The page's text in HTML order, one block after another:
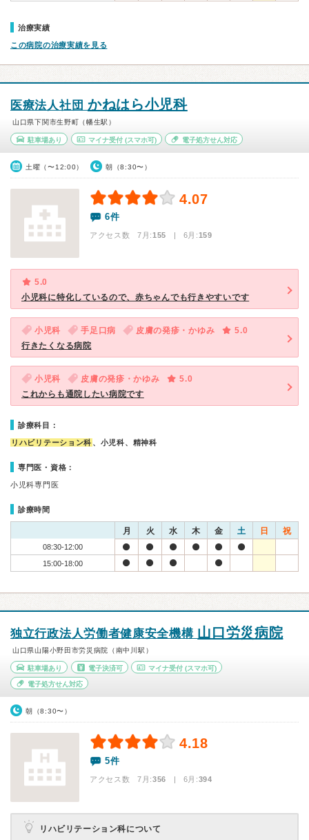
治療実績
この病院の治療実績を見る
医療法人社団 かねはら小児科
山口県下関市生野町（幡生駅）
駐車場あり マイナ受付(スマホ可) 電子処方せん対応
土曜（〜12:00） 朝（8:30〜）
4.07
6件
アクセス数 7月:155 | 6月:159
5.0
小児科に特化しているので、赤ちゃんでも行きやすいです
小児科 手足口病 皮膚の発疹・かゆみ
5.0
行きたくなる病院
小児科 皮膚の発疹・かゆみ
5.0
これからも通院したい病院です
診療科目：
リハビリテーション科 、小児科、精神科
専門医・資格：
小児科専門医
診療時間
月 火 水 木 金 土 日 祝
08:30-12:00
15:00-18:00
独立行政法人労働者健康安全機構 山口労災病院
山口県山陽小野田市労災病院（南中川駅）
駐車場あり 電子決済可 マイナ受付 (スマホ可)
電子処方せん対応
朝（8:30〜）
4.18
5件
アクセス数 7月:356 | 6月:394
リハビリテーション科について